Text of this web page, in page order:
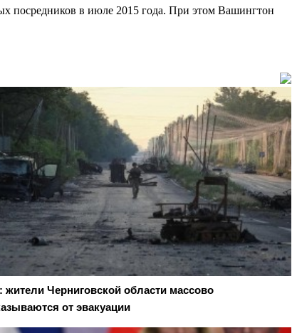
посредников в июле 2015 года. При этом Вашингтон
жители Черниговской области массово
от эвакуации